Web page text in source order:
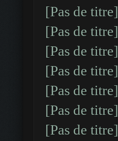
[Pas de titre]
[Pas de titre]
[Pas de titre]
[Pas de titre]
[Pas de titre]
[Pas de titre]
[Pas de titre]